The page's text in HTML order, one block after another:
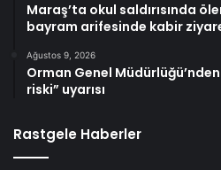
Maraş’ta okul saldırısında
bayram arifesinde kabir
Ağustos 9, 2026
Orman Genel
riski” uyarısı
Rastgele Haberler